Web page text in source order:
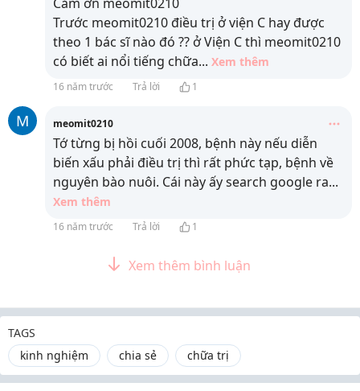
Trước meomit0210 điều trị ở viện C hay được
theo 1 bác sĩ nào đó ?? ở Viện C thì meomit0210
có biết ai nổi tiếng chữa... Xem thêm
16 năm trước Trả lời 1
M meomit0210
Tớ từng bị hồi cuối 2008, bệnh này nếu diễn
biến xấu phải điều trị thì rất phức tạp, bệnh về
nguyên bào nuôi. Cái này ấy search google ra...
Xem thêm
16 năm trước Trả lời 1
Xem thêm bình luận
TAGS
kinh nghiệm
chia sẻ chữa trị